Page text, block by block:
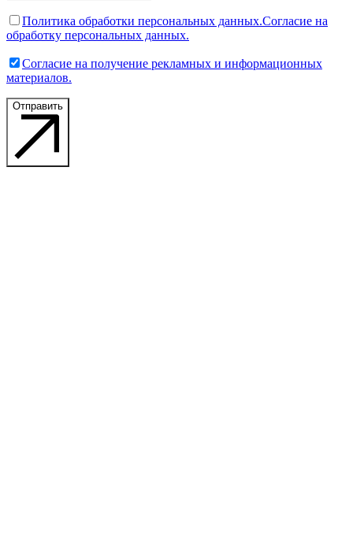
Политика обработки персональных данных.Согласие на
обработку персональных данных.
Согласие на получение рекламных и информационных
материалов.
Отправить